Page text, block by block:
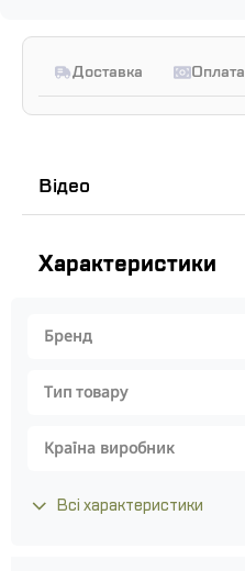
Доставка Оплата
Відео
Характеристики
Бренд
Тип товару
Країна виробник
Всі характеристики